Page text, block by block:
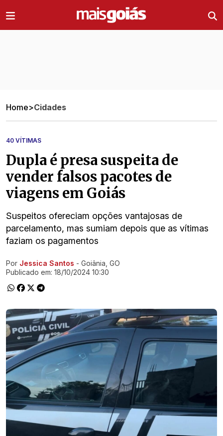
Home>Cidades
40 VÍTIMAS
Dupla é presa suspeita de
vender falsos pacotes de
viagens em Goiás
Suspeitos ofereciam opções vantajosas de
parcelamento, mas sumiam depois que as vítimas
faziam os pagamentos
Ir direto pra matéria
Por Jessica Santos - Goiânia, GO
Publicado em: 18/10/2024 10:30